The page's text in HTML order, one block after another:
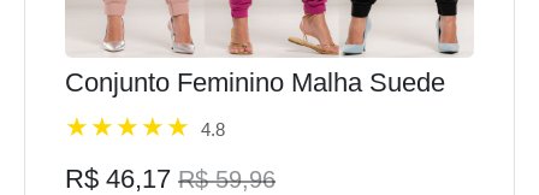
Conjunto Feminino Malha Suede
4.8
R$ 46,17 R$ 59,96